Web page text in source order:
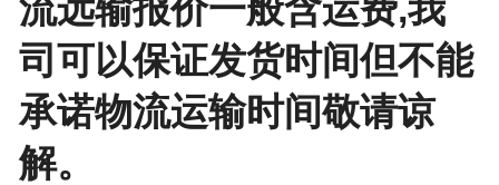
司可以保证发货时间但不能
承诺物流运输时间敬请谅
解。